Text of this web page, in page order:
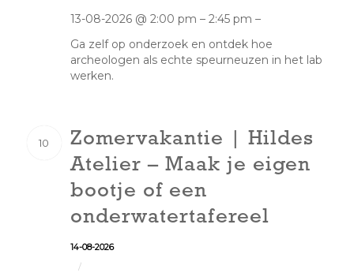
13-08-2026 @ 2:00 pm – 2:45 pm –
Ga zelf op onderzoek en ontdek hoe
archeologen als echte speurneuzen in het lab
werken.
10
Zomervakantie | Hildes
Atelier – Maak je eigen
bootje of een
onderwatertafereel
14-08-2026
/